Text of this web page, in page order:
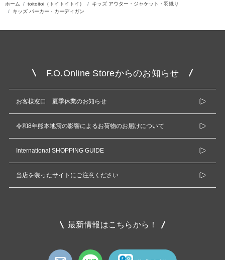
ホーム toitoitoi（トイトイトイ）
キッズ アウター・ジャケット・羽織り
キッズ パーカー・カーディガン
F.O.Online Storeからのお知らせ
お客様窓口 夏季休業のお知らせ
令和8年熊本地震の影響によるお荷物のお届けについて
International SHOPPING GUIDE
当店を装ったサイトにご注意ください
最新情報はこちらから！